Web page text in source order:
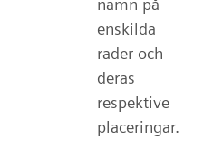
namn på
enskilda
rader och
deras
respektive
placeringar.